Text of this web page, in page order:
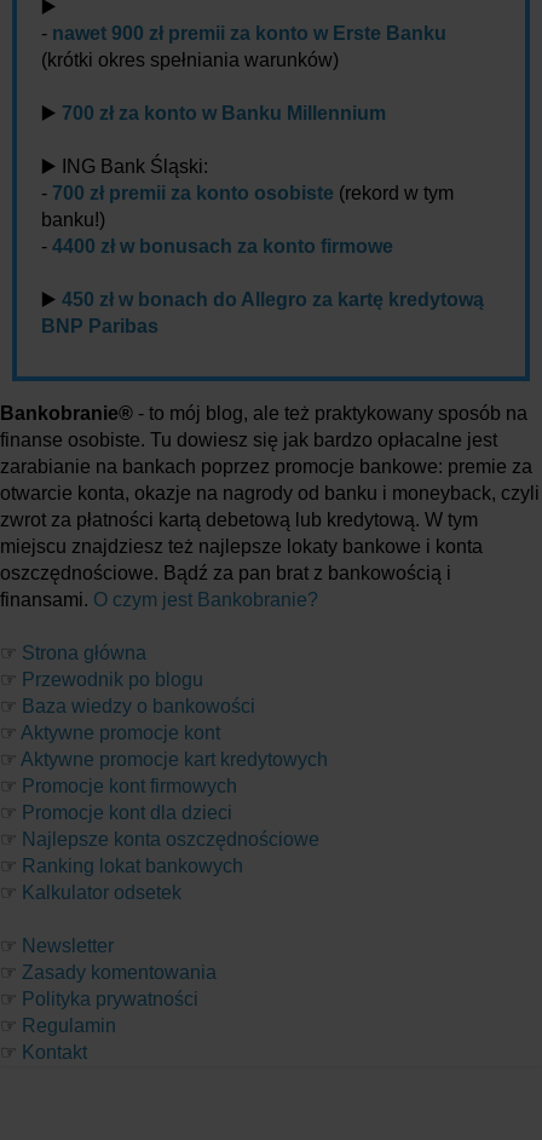
▶️
- nawet 900 zł premii za konto w Erste Banku
(krótki okres spełniania warunków)
▶️ 700 zł za konto w Banku Millennium
▶️ ING Bank Śląski:
- 700 zł premii za konto osobiste (rekord w tym
banku!)
- 4400 zł w bonusach za konto firmowe
▶️ 450 zł w bonach do Allegro za kartę kredytową
BNP Paribas
Bankobranie® - to mój blog, ale też praktykowany sposób na
finanse osobiste. Tu dowiesz się jak bardzo opłacalne jest
zarabianie na bankach poprzez promocje bankowe: premie za
otwarcie konta, okazje na nagrody od banku i moneyback, czyli
zwrot za płatności kartą debetową lub kredytową. W tym
miejscu znajdziesz też najlepsze lokaty bankowe i konta
oszczędnościowe. Bądź za pan brat z bankowością i
finansami. O czym jest Bankobranie?
☞ Strona główna
☞ Przewodnik po blogu
☞ Baza wiedzy o bankowości
☞ Aktywne promocje kont
☞ Aktywne promocje kart kredytowych
☞ Promocje kont firmowych
☞ Promocje kont dla dzieci
☞ Najlepsze konta oszczędnościowe
☞ Ranking lokat bankowych
☞ Kalkulator odsetek
☞ Newsletter
☞ Zasady komentowania
☞ Polityka prywatności
☞ Regulamin
☞ Kontakt